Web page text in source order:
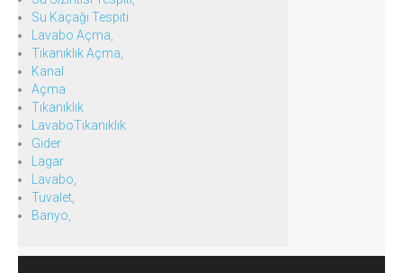
Su Kaçağı Tespiti
Lavabo Açma,
Tıkanıklık Açma,
Kanal
Açma
Tıkanıklık
LavaboTıkanıklık
Gider
Lagar
Lavabo,
Tuvalet,
Banyo,